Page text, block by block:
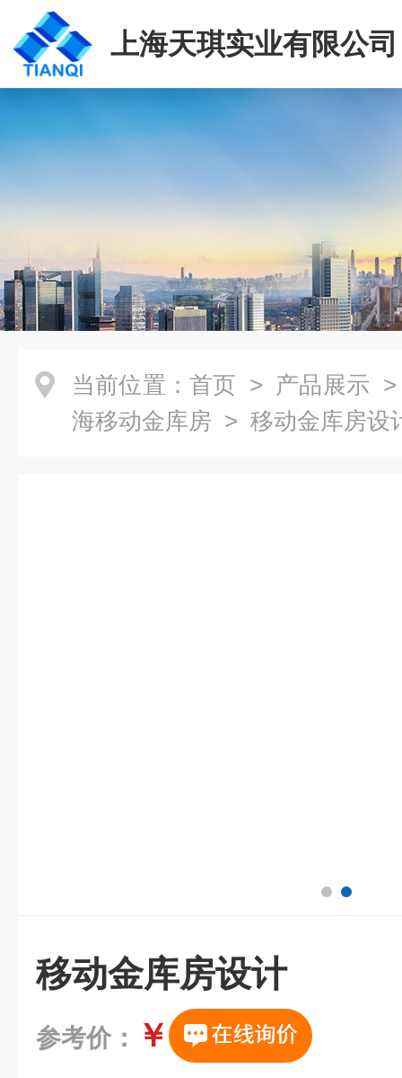
上海天琪实业有限公司
当前位置： 首页 > 产品展示
海移动金库房 > 移动金库房设
移动金库房设计
参考价： ￥